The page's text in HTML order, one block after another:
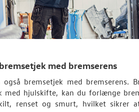
med bremserens
bremsetjek med bremserens.
med hjulskifte, kan du forlænge
renset og smurt, hvilket sikrer